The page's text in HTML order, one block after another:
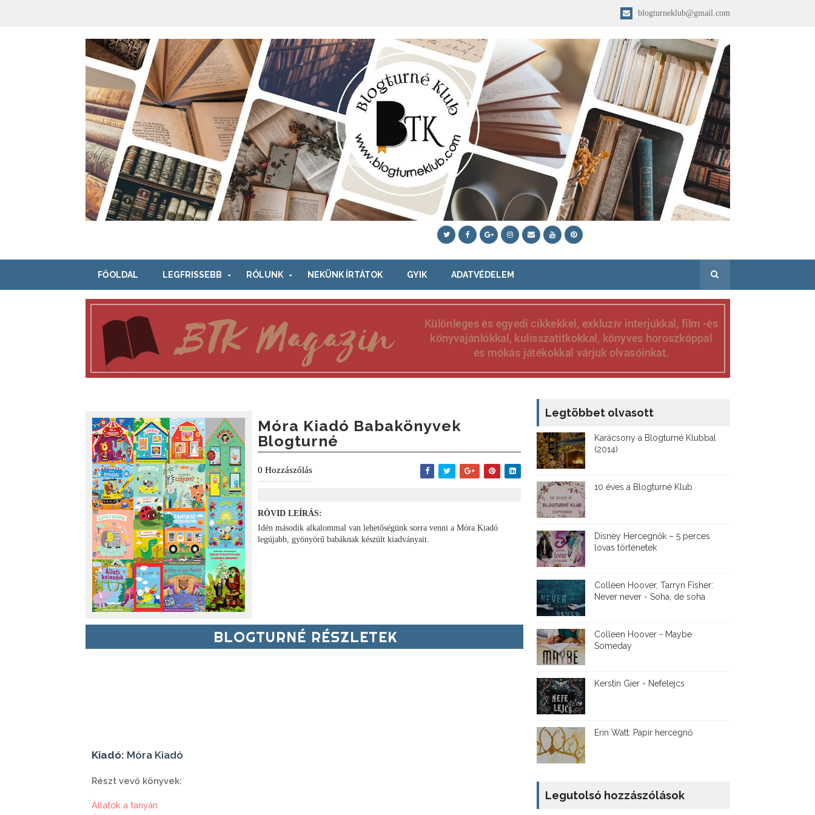
blogturneklub@gmail.com
FŐOLDAL LEGFRISSEBB RÓLUNK NEKÜNK ÍRTÁTOK GYIK ADATVÉDELEM
Móra Kiadó Babakönyvek
Blogturné
0 Hozzászólás
RÖVID LEÍRÁS:
Idén második alkalommal van lehetőségünk sorra venni a Móra Kiadó
legújabb, gyönyörű babáknak készült kiadványait.
BLOGTURNÉ RÉSZLETEK
Kiadó: Móra Kiadó
Részt vevő könyvek:
Állatok a tanyán
Legtöbbet olvasott
Karácsony a Blogturné Klubbal
(2014)
10 éves a Blogturné Klub
Disney ​Hercegnők – 5 perces
lovas történetek
Colleen Hoover, Tarryn Fisher:
Never never - Soha, de soha
Colleen Hoover - Maybe
Someday
Kerstin Gier - Nefelejcs
Erin Watt: Papír hercegnő
Legutolsó hozzászólások